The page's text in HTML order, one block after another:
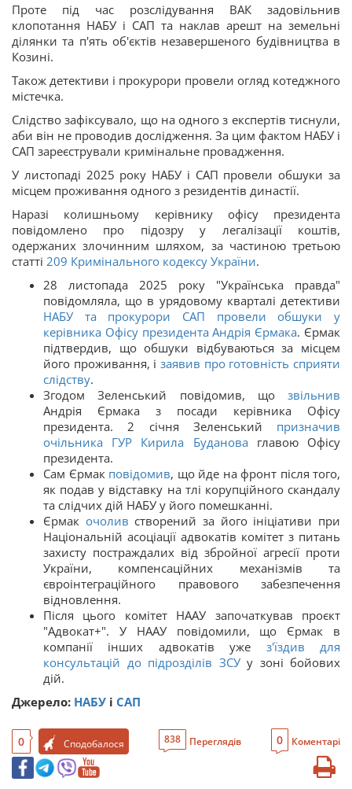
Проте під час розслідування ВАК задовільнив
клопотання НАБУ і САП та наклав арешт на земельні
ділянки та п'ять об'єктів незавершеного будівництва в
Козині.
Також детективи і прокурори провели огляд котеджного
містечка.
Слідство зафіксувало, що на одного з експертів тиснули,
аби він не проводив дослідження. За цим фактом НАБУ і
САП зареєстрували кримінальне провадження.
У листопаді 2025 року НАБУ і САП провели обшуки за
місцем проживання одного з резидентів династії.
Наразі колишньому керівнику офісу президента
повідомлено про підозру у легалізації коштів,
одержаних злочинним шляхом, за частиною третьою
статті 209 Кримінального кодексу України.
28 листопада 2025 року "Українська правда"
повідомляла, що в урядовому кварталі детективи
НАБУ та прокурори САП провели обшуки у
керівника Офісу президента Андрія Єрмака. Єрмак
підтвердив, що обшуки відбуваються за місцем
його проживання, і заявив про готовність сприяти
слідству.
Згодом Зеленський повідомив, що звільнив
Андрія Єрмака з посади керівника Офісу
президента. 2 січня Зеленський призначив
очільника ГУР Кирила Буданова главою Офісу
президента.
Сам Єрмак повідомив, що йде на фронт після того,
як подав у відставку на тлі корупційного скандалу
та слідчих дій НАБУ у його помешканні.
Єрмак очолив створений за його ініціативи при
Національній асоціації адвокатів комітет з питань
захисту постраждалих від збройної агресії проти
України, компенсаційних механізмів та
євроінтеграційного правового забезпечення
відновлення.
Після цього комітет НААУ започаткував проєкт
"Адвокат+". У НААУ повідомили, що Єрмак в
компанії інших адвокатів уже з'їздив для
консультацій до підрозділів ЗСУу зоні бойових
дій.
Джерело: НАБУ і САП
0 Сподобалося 838 Переглядів 0 Коментарі